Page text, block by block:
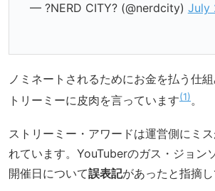
— ?NERD CITY? (@nerdcity) July
ノミネートされるためにお金を払う仕
トリーミーに皮肉を言っています 1 。
ストリーミー・アワードは運営側にミ
れています。YouTuberのガス・ジョン
開催日について誤表記があったと指摘し